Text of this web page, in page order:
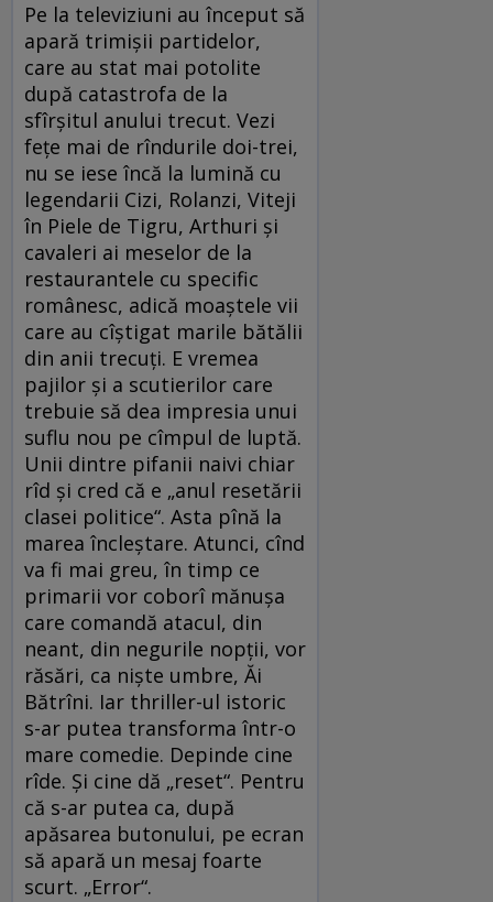
Pe la televiziuni au început să
apară trimișii partidelor,
care au stat mai potolite
după catastrofa de la
sfîrșitul anului trecut. Vezi
fețe mai de rîndurile doi-trei,
nu se iese încă la lumină cu
legendarii Cizi, Rolanzi, Viteji
în Piele de Tigru, Arthuri și
cavaleri ai meselor de la
restaurantele cu specific
românesc, adică moaștele vii
care au cîștigat marile bătălii
din anii trecuți. E vremea
pajilor și a scutierilor care
trebuie să dea impresia unui
suflu nou pe cîmpul de luptă.
Unii dintre pifanii naivi chiar
rîd și cred că e „anul resetării
clasei politice“. Asta pînă la
marea încleștare. Atunci, cînd
va fi mai greu, în timp ce
primarii vor coborî mănușa
care comandă atacul, din
neant, din negurile nopții, vor
răsări, ca niște umbre, Ăi
Bătrîni. Iar thriller-ul istoric
s-ar putea transforma într-o
mare comedie. Depinde cine
rîde. Și cine dă „reset“. Pentru
că s-ar putea ca, după
apăsarea butonului, pe ecran
să apară un mesaj foarte
scurt. „Error“.